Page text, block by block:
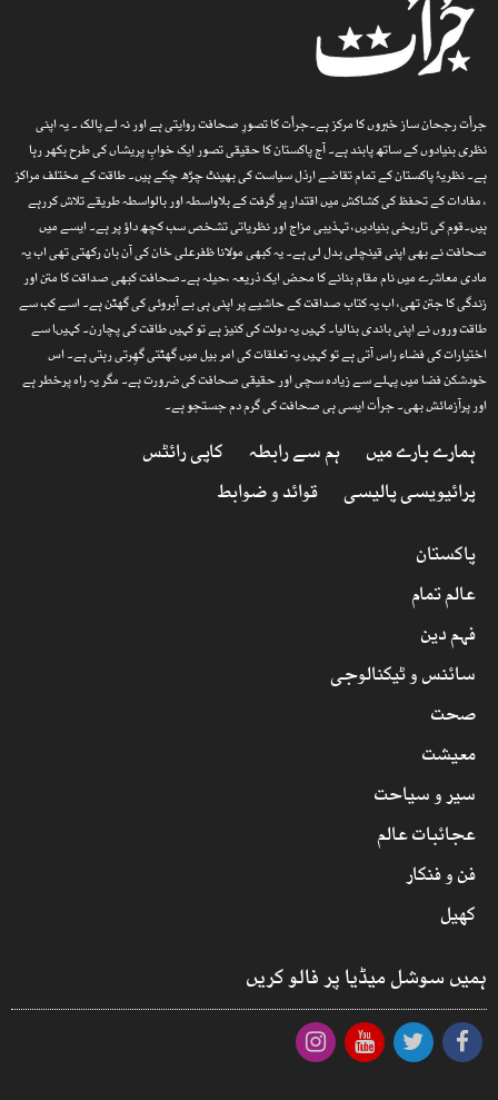
جرأت رجحان ساز خبروں کا مرکز ہے۔جرأت کا تصورِ صحافت روایتی ہے اور نہ لے پالک ۔ یہ اپنی
نظری بنیادوں کے ساتھ پابند ہے۔ آج پاکستان کا حقیقی تصور ایک خوابِ پریشاں کی طرح بکھر رہا
ہے۔ نظریۂ پاکستان کے تمام تقاضے ارذل سیاست کی بھینٹ چڑھ چکے ہیں۔ طاقت کے مختلف مراکز
، مفادات کے تحفظ کی کشاکش میں اقتدار پر گرفت کے بلاواسطہ اور بالواسطہ طریقے تلاش کررہے
ہیں۔قوم کی تاریخی بنیادیں، تہذیبی مزاج اور نظریاتی تشخص سب کچھ داؤ پر ہے۔ ایسے میں
صحافت نے بھی اپنی قینچلی بدل لی ہے۔ یہ کبھی مولانا ظفرعلی خان کی آن بان رکھتی تھی اب یہ
مادی معاشرے میں نام مقام بنانے کا محض ایک ذریعہ ،حیلہ ہے۔صحافت کبھی صداقت کا متن اور
زندگی کا جتن تھی، اب یہ کتاب صداقت کے حاشیے پر اپنی ہی بے آبروئی کی گھٹن ہے۔ اسے کب سے
طاقت وروں نے اپنی باندی بنالیا۔ کہیں یہ دولت کی کنیز ہے تو کہیں طاقت کی پچارن۔ کہیںا سے
اختیارات کی فضاء راس آتی ہے تو کہیں یہ تعلقات کی امر بیل میں گھٹتی گھِرتی رہتی ہے۔ اس
خودشکن فضا میں پہلے سے زیادہ سچی اور حقیقی صحافت کی ضرورت ہے۔ مگر یہ راہ پرخطر ہے
اور پرآزمائش بھی۔ جرأت ایسی ہی صحافت کی گرم دم جستجو ہے۔
ہمارے بارے میں ہم سے رابطہ
کاپی رائٹس
پرائیویسی پالیسی
قوائد و ضوابط
پاکستان
عالم تمام
فہم دین
سائنس و ٹیکنالوجی
صحت
معیشت
سیر و سیاحت
عجائبات عالم
فن و فنکار
کھیل
ہمیں سوشل میڈیا پر فالو کریں